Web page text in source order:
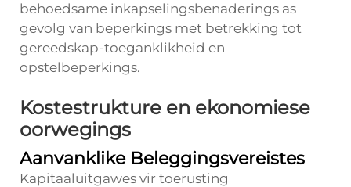
behoedsame inkapselingsbenaderings as
gevolg van beperkings met betrekking tot
gereedskap-toeganklikheid en
opstelbeperkings.
Kostestrukture en ekonomiese
oorwegings
Aanvanklike Beleggingsvereistes
Kapitaaluitgawes vir toerusting